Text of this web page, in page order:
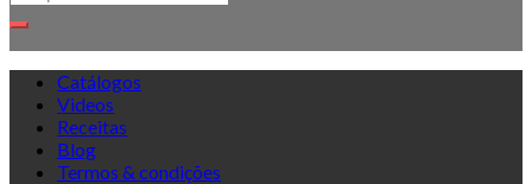
Catálogos
Videos
Receitas
Blog
Termos & condições